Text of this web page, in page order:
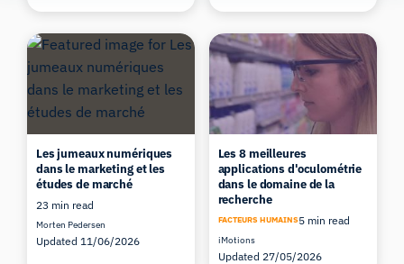
Les jumeaux numériques
dans le marketing et les
études de marché
23 min read
Morten Pedersen
Updated 11/06/2026
Les 8 meilleures
applications d'oculométrie
dans le domaine de la
recherche
FACTEURS HUMAINS5 min read
iMotions
Updated 27/05/2026